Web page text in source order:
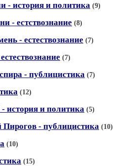
- история и политика (9)
- естствознание (8)
- естествознание (7)
(7)
- публицистика (7)
(12)
история и политика (5)
- публицистика (10)
(10)
(15)